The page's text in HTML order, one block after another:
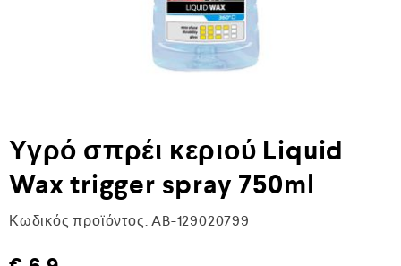
Υγρό σπρέι κεριού Liquid
Wax trigger spray 750ml
Κωδικός προϊόντος: AB-129020799